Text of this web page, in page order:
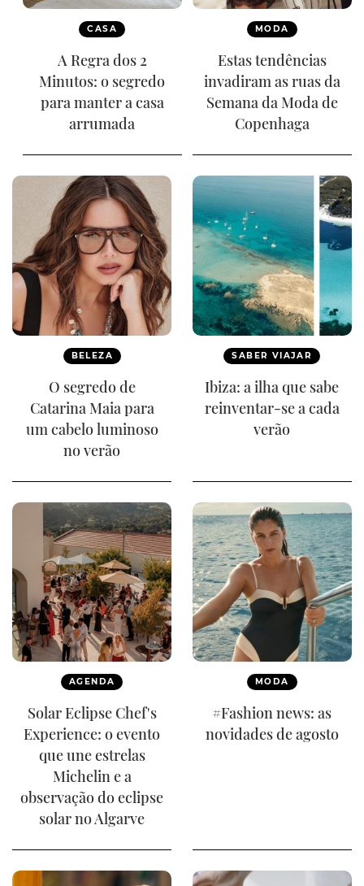
CASA
A Regra dos 2
Minutos: o segredo
para manter a casa
arrumada
MODA
Estas tendências
invadiram as ruas da
Semana da Moda de
Copenhaga
BELEZA
O segredo de
Catarina Maia para
um cabelo luminoso
no verão
SABER VIAJAR
Ibiza: a ilha que sabe
reinventar-se a cada
verão
AGENDA
Solar Eclipse Chef's
Experience: o evento
que une estrelas
Michelin e a
observação do eclipse
solar no Algarve
MODA
#Fashion news: as
novidades de agosto